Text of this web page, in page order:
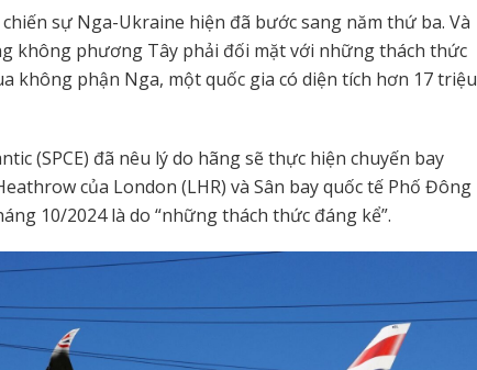
sự Nga-Ukraine hiện đã bước sang năm thứ ba. Và
không phương Tây phải đối mặt với những thách thức
không phận Nga, một quốc gia có diện tích hơn 17 triệu
(SPCE) đã nêu lý do hãng sẽ thực hiện chuyến bay
của London (LHR) và Sân bay quốc tế Phố Đông
10/2024 là do “những thách thức đáng kể”.